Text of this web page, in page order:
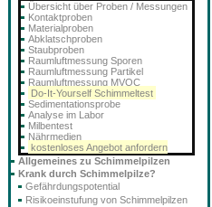
Übersicht über Proben / Messungen
Kontaktproben
Materialproben
Abklatschproben
Staubproben
Raumluftmessung Sporen
Raumluftmessung Partikel
Raumluftmessung MVOC
Do-It-Yourself Schimmeltest
Sedimentationsprobe
Analyse im Labor
Milbentest
Nährmedien
kostenloses Angebot anfordern
Allgemeines zu Schimmelpilzen
Krank durch Schimmelpilze?
Gefährdungspotential
Risikoeinstufung von Schimmelpilzen